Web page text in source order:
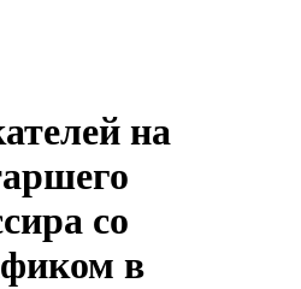
на
со
в